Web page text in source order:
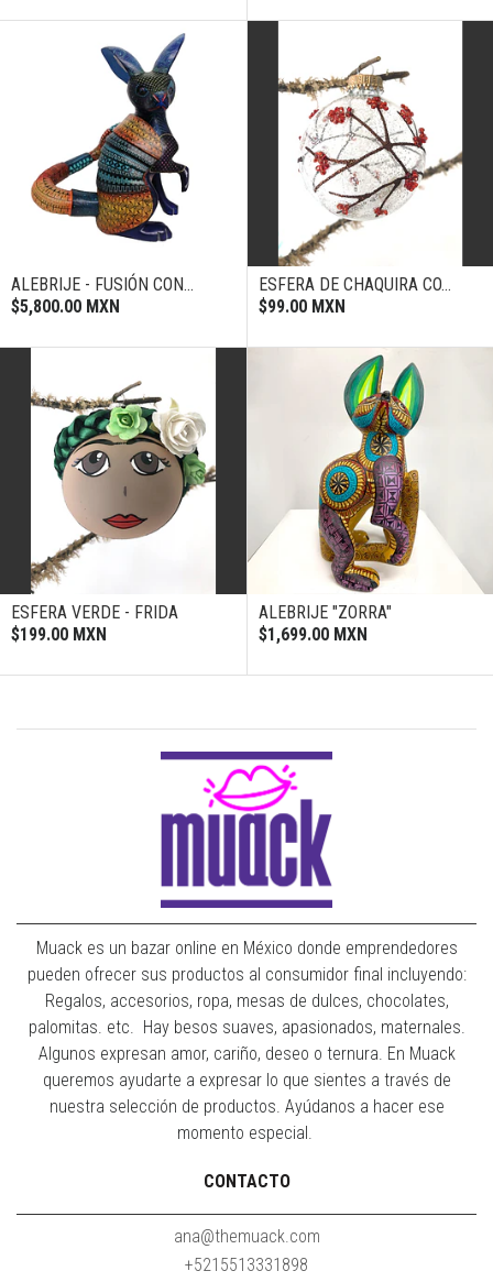
ALEBRIJE - FUSIÓN CON...
$5,800.00 MXN
ESFERA DE CHAQUIRA CO...
$99.00 MXN
ESFERA VERDE - FRIDA
$199.00 MXN
ALEBRIJE "ZORRA"
$1,699.00 MXN
Muack es un bazar online en México donde emprendedores
pueden ofrecer sus productos al consumidor final incluyendo:
Regalos, accesorios, ropa, mesas de dulces, chocolates,
palomitas. etc. Hay besos suaves, apasionados, maternales.
Algunos expresan amor, cariño, deseo o ternura. En Muack
queremos ayudarte a expresar lo que sientes a través de
nuestra selección de productos. Ayúdanos a hacer ese
momento especial.
CONTACTO
ana@themuack.com
+5215513331898